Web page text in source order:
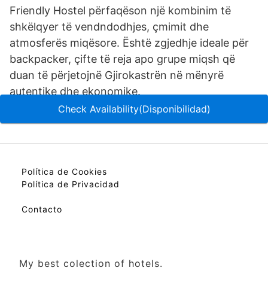
Friendly Hostel përfaqëson një kombinim të
shkëlqyer të vendndodhjes, çmimit dhe
atmosferës miqësore. Është zgjedhje ideale për
backpacker, çifte të reja apo grupe miqsh që
duan të përjetojnë Gjirokastrën në mënyrë
autentike dhe ekonomike.
Política de Cookies
Política de Privacidad
Contacto
My best colection of hotels.
Check Availability(Disponibilidad)